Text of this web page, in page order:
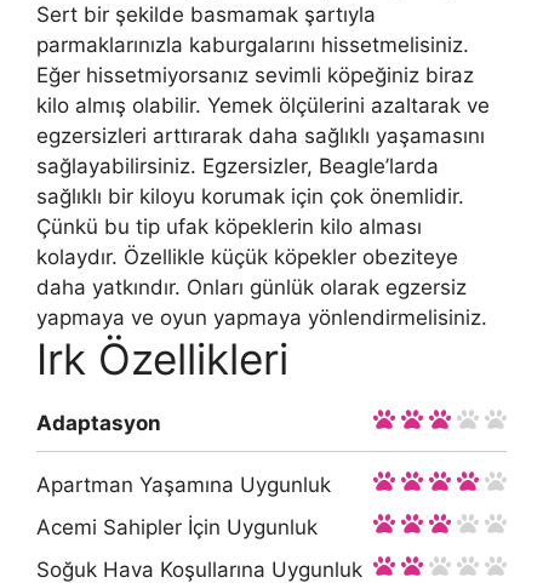
Sert bir şekilde basmamak şartıyla
parmaklarınızla kaburgalarını hissetmelisiniz.
Eğer hissetmiyorsanız sevimli köpeğiniz biraz
kilo almış olabilir. Yemek ölçülerini azaltarak ve
egzersizleri arttırarak daha sağlıklı yaşamasını
sağlayabilirsiniz. Egzersizler, Beagle’larda
sağlıklı bir kiloyu korumak için çok önemlidir.
Çünkü bu tip ufak köpeklerin kilo alması
kolaydır. Özellikle küçük köpekler obeziteye
daha yatkındır. Onları günlük olarak egzersiz
yapmaya ve oyun yapmaya yönlendirmelisiniz.
Irk Özellikleri
Adaptasyon
Apartman Yaşamına Uygunluk
Acemi Sahipler İçin Uygunluk
Soğuk Hava Koşullarına Uygunluk